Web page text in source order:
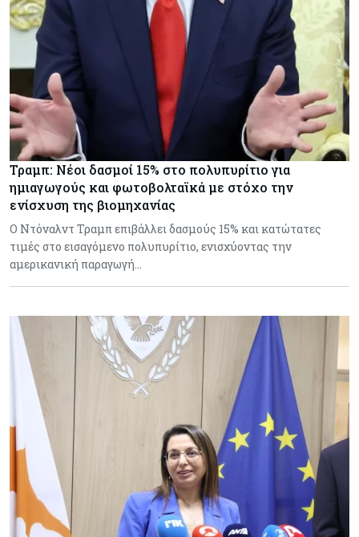
Τραμπ: Νέοι δασμοί 15% στο πολυπυρίτιο για
ημιαγωγούς και φωτοβολταϊκά με στόχο την
ενίσχυση της βιομηχανίας
Ο Ντόναλντ Τραμπ επιβάλλει δασμούς 15% και κατώτατες
τιμές στο εισαγόμενο πολυπυρίτιο, ενισχύοντας την
αμερικανική παραγωγή…